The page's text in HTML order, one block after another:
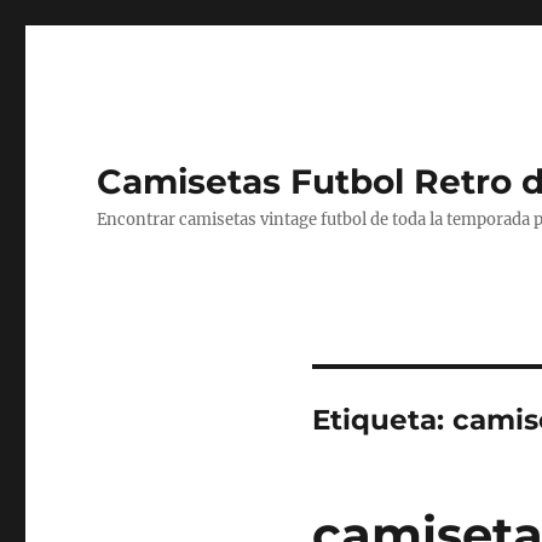
Camisetas Futbol Retro
Encontrar camisetas vintage futbol de toda la temporada
Etiqueta: